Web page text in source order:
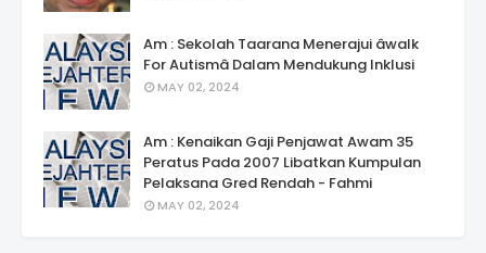
Am : Sekolah Taarana Menerajui âwalk
For Autismâ Dalam Mendukung Inklusi
MAY 02, 2024
Am : Kenaikan Gaji Penjawat Awam 35
Peratus Pada 2007 Libatkan Kumpulan
Pelaksana Gred Rendah - Fahmi
MAY 02, 2024